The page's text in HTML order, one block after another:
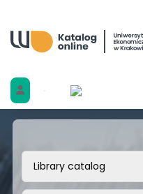
Biblioteka